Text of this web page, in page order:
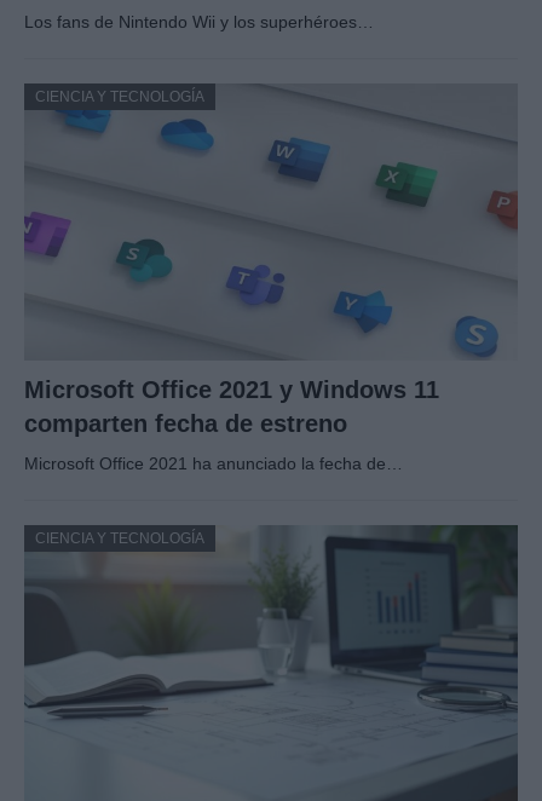
Los fans de Nintendo Wii y los superhéroes…
CIENCIA Y TECNOLOGÍA
Microsoft Office 2021 y Windows 11
comparten fecha de estreno
Microsoft Office 2021 ha anunciado la fecha de…
CIENCIA Y TECNOLOGÍA